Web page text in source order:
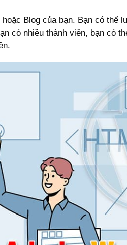
Blog của bạn. Bạn có thể
có nhiều thành viên, bạn có